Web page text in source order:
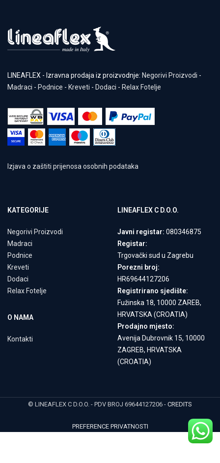
LINEAFLEX - Izravna prodaja iz proizvodnje: Negorivi Proizvodi -
Madraci - Podnice - Kreveti - Dodaci - Relax Fotelje
Izjava o zaštiti prijenosa osobnih podataka
KATEGORIJE
Negorivi Proizvodi
Madraci
Podnice
Kreveti
Dodaci
Relax Fotelje
O NAMA
Kontakti
LINEAFLEX C D.O.O.
Javni registar: 080346875
Registar:
Trgovački sud u Zagrebu
Porezni broj:
HR69644127206
Registrirano sjedište:
Fužinska 18, 10000 ZAREB,
HRVATSKA (CROATIA)
Prodajno mjesto:
Avenija Dubrovnik 15, 10000
ZAGREB, HRVATSKA
(CROATIA)
© LINEAFLEX C D.O.O. - PDV BROJ 69644127206 - CREDITS
PREFERENCE PRIVATNOSTI